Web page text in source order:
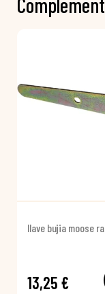
llave bujia moose
13,25 €